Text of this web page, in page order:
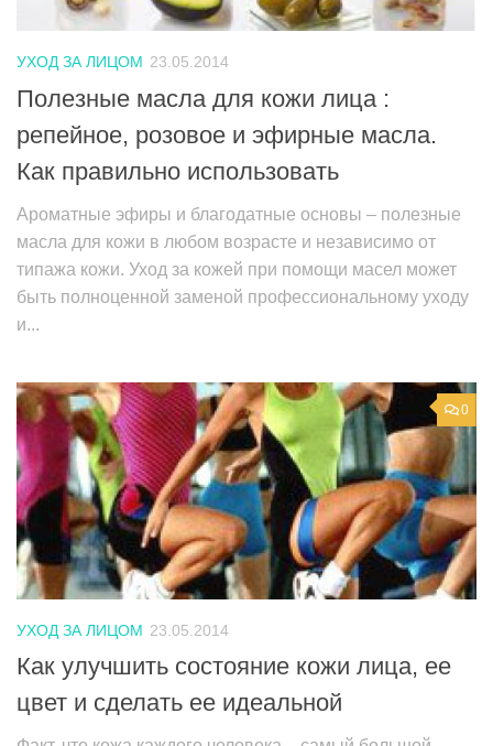
УХОД ЗА ЛИЦОМ 23.05.2014
Полезные масла для кожи лица :
репейное, розовое и эфирные масла.
Как правильно использовать
Ароматные эфиры и благодатные основы – полезные
масла для кожи в любом возрасте и независимо от
типажа кожи. Уход за кожей при помощи масел может
быть полноценной заменой профессиональному уходу
и...
0
УХОД ЗА ЛИЦОМ 23.05.2014
Как улучшить состояние кожи лица, ее
цвет и сделать ее идеальной